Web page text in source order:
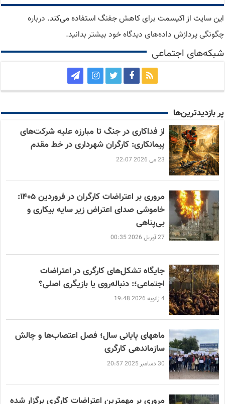
این سایت از اکیسمت برای کاهش جفنگ استفاده می‌کند. درباره
چگونگی پردازش داده‌های دیدگاه خود بیشتر بدانید.
شبکه‌های اجتماعی
پر بازدید‌ترین‌ها
از فداکاری در جنگ تا مبارزه علیه شرکت‌های
پیمانکاری: کارگران شهرداری در خط مقدم
23 می 2026 22:07
مروری بر اعتراضات کارگران در فروردین ۱۴۰۵:
خاموشی صدای اعتراض زیر سایه بیکاری و
بی‌پناهی
27 آوریل 2026 00:35
جایگاه تشکل‌های کارگری در اعتراضات
اجتماعی؛: دنباله‌روی یا بازیگری اصلی؟
4 ژانویه 2026 19:48
ماههای پایانی سال؛ فصل اعتصاب‌ها و چالش
سازماندهی کارگری
30 دسامبر 2025 20:57
مروری بر مهمترین اعتراضات کارگری برگزار شده